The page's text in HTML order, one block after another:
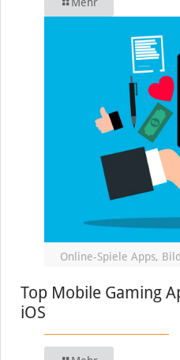
Online-Spiele Apps,
Top Mobile Gaming
iOS